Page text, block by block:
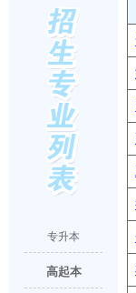
专升本
高起本